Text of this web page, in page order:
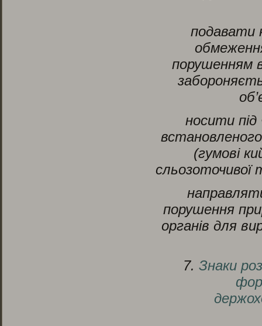
подавати
порушенням
носити під
(гумові
сльозоточивої
порушення
органів для
7. Знаки